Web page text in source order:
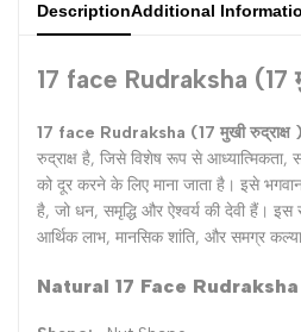
DescriptionAdditional
17 face Rudraksha (17
17 face Rudraksha (17 मुखी रुद्राक्ष )
रुद्राक्ष है, जिसे विशेष रूप से आध्यात्मिकता,
को दूर करने के लिए माना जाता है। इसे भगवान
है, जो धन, समृद्धि और ऐश्वर्य की देवी हैं। इस
आर्थिक लाभ, मानसिक शांति, और समग्र
Natural 17 Face Rudraksha